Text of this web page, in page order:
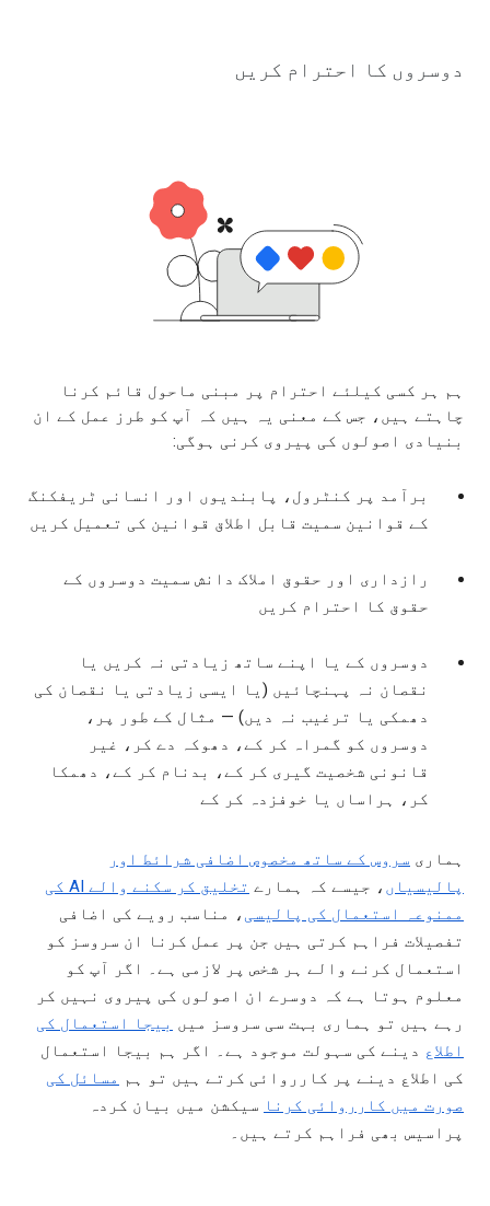
دوسروں کا احترام کریں
ہم ہر کسی کیلئے احترام پر مبنی ماحول قائم کرنا
چاہتے ہیں، جس کے معنی یہ ہیں کہ آپ کو طرز عمل کے ان
بنیادی اصولوں کی پیروی کرنی ہوگی:
برآمد پر کنٹرول، پابندیوں اور انسانی ٹریفکنگ
کے قوانین سمیت قابل اطلاق قوانین کی تعمیل کریں
رازداری اور حقوق املاک دانش سمیت دوسروں کے
حقوق کا احترام کریں
دوسروں کے یا اپنے ساتھ زیادتی نہ کریں یا
نقصان نہ پہنچائیں (یا ایسی زیادتی یا نقصان کی
دھمکی یا ترغیب نہ دیں) — مثال کے طور پر،
دوسروں کو گمراہ کر کے، دھوکہ دے کر، غیر
قانونی شخصیت گیری کر کے، بدنام کر کے، دھمکا
کر، ہراساں یا خوفزدہ کر کے
ہماری سروس کے ساتھ مخصوص اضافی شرائط اور
پالیسیاں ، جیسے کہ ہمارے
تخلیق کر سکنے والے AI کی
ممنوعہ استعمال کی پالیسی ، مناسب رویے کی اضافی
تفصیلات فراہم کرتی ہیں جن پر عمل کرنا ان سروسز کو
استعمال کرنے والے ہر شخص پر لازمی ہے۔ اگر آپ کو
معلوم ہوتا ہے کہ دوسرے ان اصولوں کی پیروی نہیں کر
رہے ہیں تو ہماری بہت سی سروسز میں بیجا استعمال کی
اطلاع دینے کی سہولت موجود ہے۔ اگر ہم بیجا استعمال
کی اطلاع دینے پر کارروائی کرتے ہیں تو ہم مسائل کی
صورت میں کارروائی کرنا سیکشن میں بیان کردہ
پراسیس بھی فراہم کرتے ہیں۔